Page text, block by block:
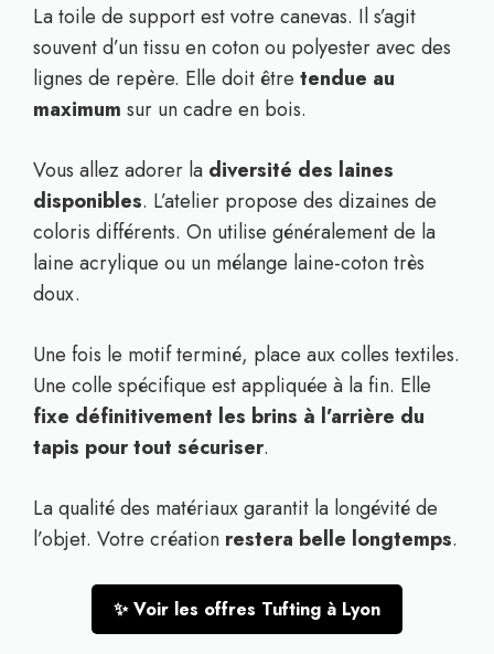
La toile de support est votre canevas. Il s’agit
souvent d’un tissu en coton ou polyester avec des
lignes de repère. Elle doit être tendue au
maximum sur un cadre en bois.
Vous allez adorer la diversité des laines
disponibles. L’atelier propose des dizaines de
coloris différents. On utilise généralement de la
laine acrylique ou un mélange laine-coton très
doux.
Une fois le motif terminé, place aux colles textiles.
Une colle spécifique est appliquée à la fin. Elle
fixe définitivement les brins à l’arrière du
tapis pour tout sécuriser.
La qualité des matériaux garantit la longévité de
l’objet. Votre création restera belle longtemps.
✨ Voir les offres Tufting à Lyon